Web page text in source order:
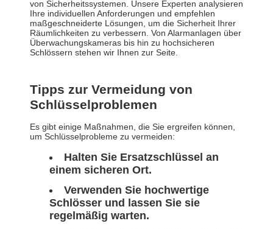
von Sicherheitssystemen. Unsere Experten analysieren
Ihre individuellen Anforderungen und empfehlen
maßgeschneiderte Lösungen, um die Sicherheit Ihrer
Räumlichkeiten zu verbessern. Von Alarmanlagen über
Überwachungskameras bis hin zu hochsicheren
Schlössern stehen wir Ihnen zur Seite.
Tipps zur Vermeidung von
Schlüsselproblemen
Es gibt einige Maßnahmen, die Sie ergreifen können,
um Schlüsselprobleme zu vermeiden:
Halten Sie Ersatzschlüssel an
einem sicheren Ort.
Verwenden Sie hochwertige
Schlösser und lassen Sie sie
regelmäßig warten.